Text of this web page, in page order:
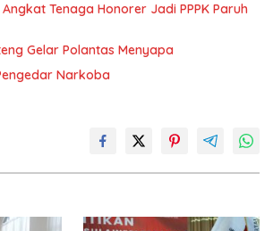
Angkat Tenaga Honorer Jadi PPPK Paruh
Gelar Polantas Menyapa
Narkoba